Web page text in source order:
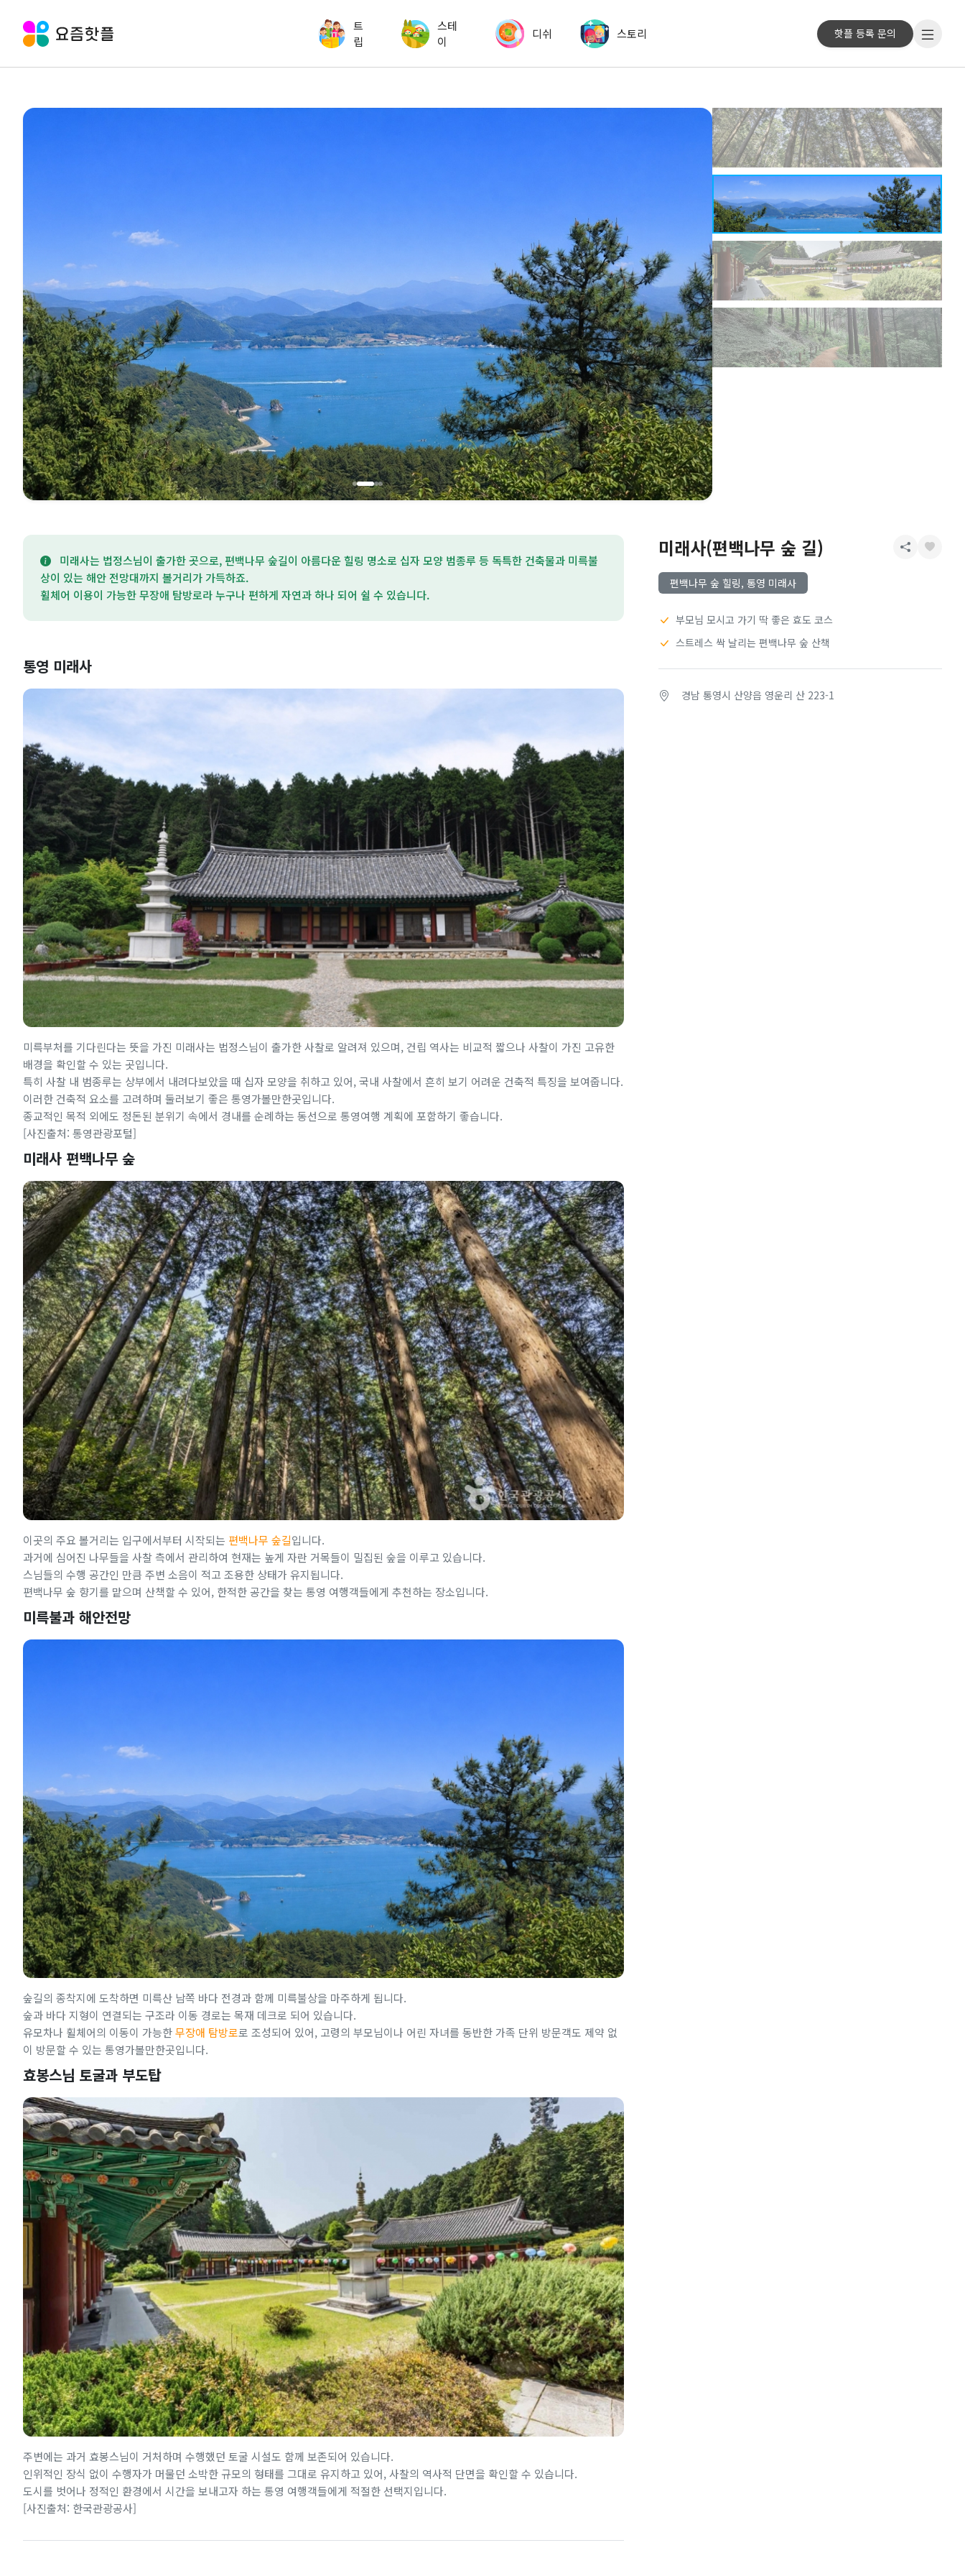
트
립
스테
이
디쉬 스토리 핫플 등록
미래사는 법정스님이 출가한 곳으로, 편백나무 숲길이 아름다운 힐링 명소로 십자 모양 범종루 등 독특한 건축물과 미륵불
상이 있는 해안 전망대까지 볼거리가 가득하죠.
휠체어 이용이 가능한 무장애 탐방로라 누구나 편하게 자연과 하나 되어 쉴 수 있습니다.
통영 미래사
미륵부처를 기다린다는 뜻을 가진 미래사는 법정스님이 출가한 사찰로 알려져 있으며, 건립 역사는 비교적 짧으나 사찰이 가진 고유한
배경을 확인할 수 있는 곳입니다.
특히 사찰 내 범종루는 상부에서 내려다보았을 때 십자 모양을 취하고 있어, 국내 사찰에서 흔히 보기 어려운 건축적 특징을 보여줍니다.
이러한 건축적 요소를 고려하며 둘러보기 좋은 통영가볼만한곳입니다.
종교적인 목적 외에도 정돈된 분위기 속에서 경내를 순례하는 동선으로 통영여행 계획에 포함하기 좋습니다.
[사진출처: 통영관광포털]
미래사 편백나무 숲
이곳의 주요 볼거리는 입구에서부터 시작되는 편백나무 숲길입니다.
과거에 심어진 나무들을 사찰 측에서 관리하여 현재는 높게 자란 거목들이 밀집된 숲을 이루고 있습니다.
스님들의 수행 공간인 만큼 주변 소음이 적고 조용한 상태가 유지됩니다.
편백나무 숲 향기를 맡으며 산책할 수 있어, 한적한 공간을 찾는 통영 여행객들에게 추천하는 장소입니다.
미륵불과 해안전망
숲길의 종착지에 도착하면 미륵산 남쪽 바다 전경과 함께 미륵불상을 마주하게 됩니다.
숲과 바다 지형이 연결되는 구조라 이동 경로는 목재 데크로 되어 있습니다.
유모차나 휠체어의 이동이 가능한무장애 탐방로로 조성되어 있어, 고령의 부모님이나 어린 자녀를 동반한 가족 단위 방문객도 제약 없
이 방문할 수 있는 통영가볼만한곳입니다.
효봉스님 토굴과 부도탑
주변에는 과거 효봉스님이 거처하며 수행했던 토굴 시설도 함께 보존되어 있습니다.
인위적인 장식 없이 수행자가 머물던 소박한 규모의 형태를 그대로 유지하고 있어, 사찰의 역사적 단면을 확인할 수 있습니다.
도시를 벗어나 정적인 환경에서 시간을 보내고자 하는 통영 여행객들에게 적절한 선택지입니다.
[사진출처: 한국관광공사]
미래사(편백나무 숲 길)
편백나무 숲 힐링, 통영 미래사
부모님 모시고 가기 딱 좋은 효도 코스
스트레스 싹 날리는 편백나무 숲 산책
경남 통영시 산양읍 영운리 산 223-1